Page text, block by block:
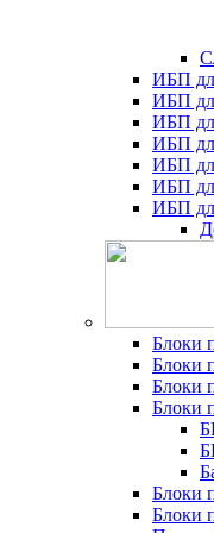
ИБП
ИБП
ИБП
ИБП
ИБП
ИБП
ИБП
Блоки
Блоки
Блоки
Блоки
Блоки
Блоки